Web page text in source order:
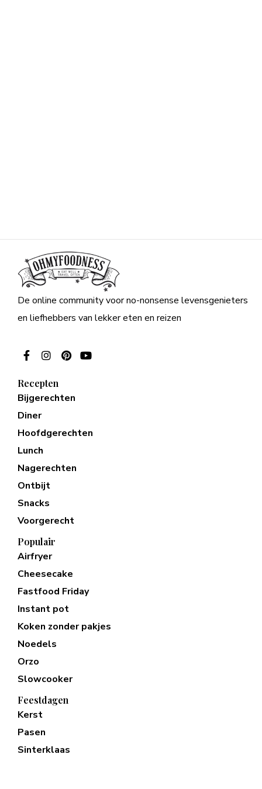
De online community voor no-nonsense levensgenieters
en liefhebbers van lekker eten en reizen
Recepten
Bijgerechten
Diner
Hoofdgerechten
Lunch
Nagerechten
Ontbijt
Snacks
Voorgerecht
Populair
Airfryer
Cheesecake
Fastfood Friday
Instant pot
Koken zonder pakjes
Noedels
Orzo
Slowcooker
Feestdagen
Kerst
Pasen
Sinterklaas